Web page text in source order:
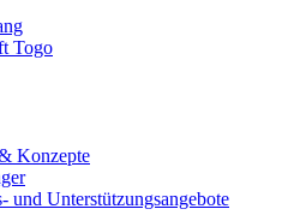
Togo
Konzepte
und Unterstützungsangebote